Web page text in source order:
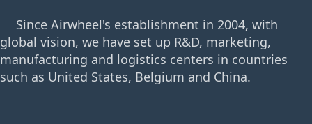
Since Airwheel's establishment in 2004, with
global vision, we have set up R&D, marketing,
manufacturing and logistics centers in countries
such as United States, Belgium and China.